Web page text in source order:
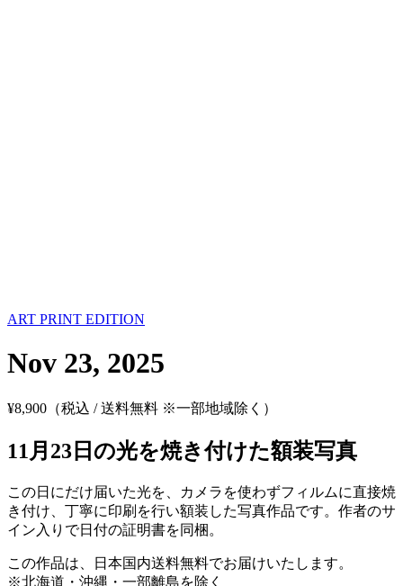
ART PRINT EDITION
Nov 23, 2025
¥8,900 （税込 / 送料無料 ※一部地域除く）
11月23日の光を焼き付けた額装写真
この日にだけ届いた光を、カメラを使わずフィルムに直接焼
き付け、丁寧に印刷を行い額装した写真作品です。作者のサ
イン入りで日付の証明書を同梱。
この作品は、日本国内送料無料でお届けいたします。
※北海道・沖縄・一部離島を除く